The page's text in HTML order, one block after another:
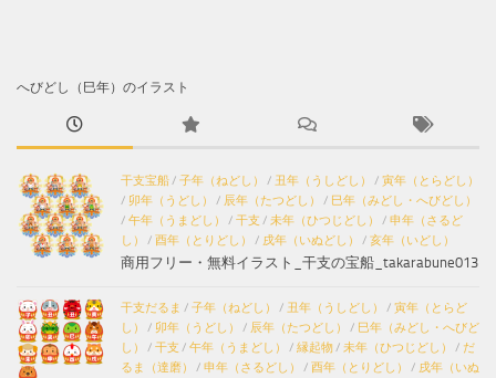
へびどし（巳年）のイラスト
干支宝船/ 子年（ねどし） / 丑年（うしどし） / 寅年（とらどし）
/ 卯年（うどし） / 辰年（たつどし） / 巳年（みどし・へびどし）
/ 午年（うまどし） / 干支 / 未年（ひつじどし） / 申年（さるど
し）
/ 酉年（とりどし） / 戌年（いぬどし） / 亥年（いどし）
商用フリー・無料イラスト_干支の宝船_takarabune013
干支だるま / 子年（ねどし） / 丑年（うしどし） / 寅年（とらど
し）
/ 卯年（うどし） / 辰年（たつどし） / 巳年（みどし・へびど
し）
/ 干支 / 午年（うまどし） / 縁起物/ 未年（ひつじどし） / だ
るま（達磨）
/ 申年（さるどし） / 酉年（とりどし） / 戌年（いぬ